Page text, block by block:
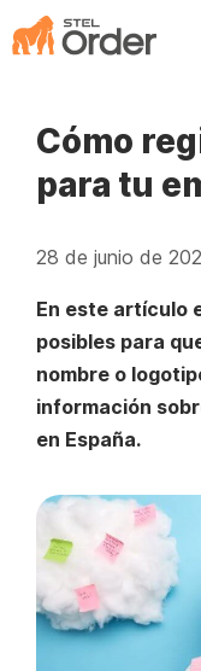
Saltar
al
Cómo
para tu
28 de junio de
En este artículo
posibles para
nombre o
información
en España.